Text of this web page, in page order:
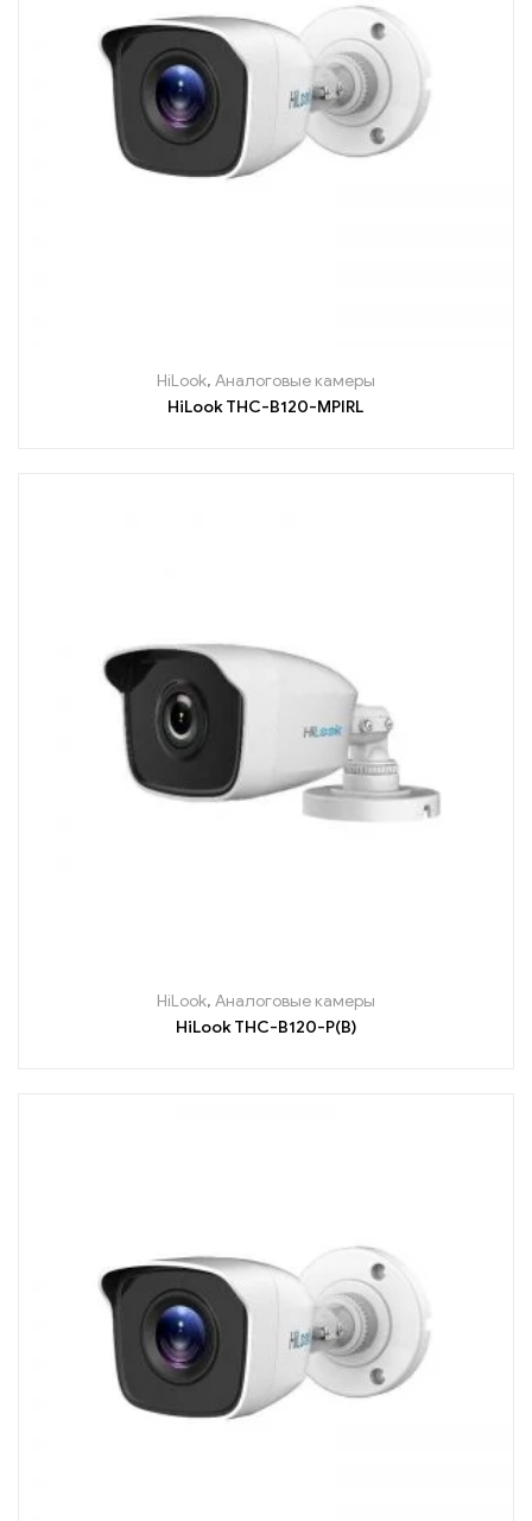
HiLook, Аналоговые камеры
HiLook THC-B120-MPIRL
HiLook, Аналоговые камеры
HiLook THC-B120-P(B)